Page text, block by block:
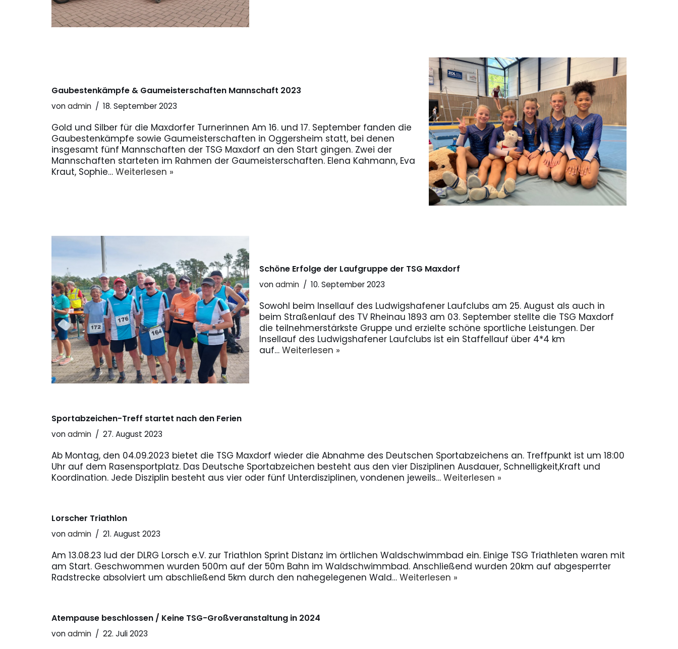
Gaubestenkämpfe & Gaumeisterschaften Mannschaft 2023
vonadmin 18. September 2023
Gold und Silber für die Maxdorfer Turnerinnen Am 16. und 17. September fanden die
Gaubestenkämpfe sowie Gaumeisterschaften in Oggersheim statt, bei denen
insgesamt fünf Mannschaften der TSG Maxdorf an den Start gingen. Zwei der
Mannschaften starteten im Rahmen der Gaumeisterschaften. Elena Kahmann, Eva
Kraut, Sophie… Weiterlesen »
Schöne Erfolge der Laufgruppe der TSG Maxdorf
vonadmin 10. September 2023
Sowohl beim Insellauf des Ludwigshafener Laufclubs am 25. August als auch in
beim Straßenlauf des TV Rheinau 1893 am 03. September stellte die TSG Maxdorf
die teilnehmerstärkste Gruppe und erzielte schöne sportliche Leistungen. Der
Insellauf des Ludwigshafener Laufclubs ist ein Staffellauf über 4*4 km
auf… Weiterlesen »
Sportabzeichen-Treff startet nach den Ferien
vonadmin 27. August 2023
Ab Montag, den 04.09.2023 bietet die TSG Maxdorf wieder die Abnahme des Deutschen Sportabzeichens an. Treffpunkt ist um 18:00
Uhr auf dem Rasensportplatz. Das Deutsche Sportabzeichen besteht aus den vier Disziplinen Ausdauer, Schnelligkeit,Kraft und
Koordination. Jede Disziplin besteht aus vier oder fünf Unterdisziplinen, vondenen jeweils… Weiterlesen »
Lorscher Triathlon
vonadmin 21. August 2023
Am 13.08.23 lud der DLRG Lorsch e.V. zur Triathlon Sprint Distanz im örtlichen Waldschwimmbad ein. Einige TSG Triathleten waren mit
am Start. Geschwommen wurden 500m auf der 50m Bahn im Waldschwimmbad. Anschließend wurden 20km auf abgesperrter
Radstrecke absolviert um abschließend 5km durch den nahegelegenen Wald… Weiterlesen »
Atempause beschlossen / Keine TSG-Großveranstaltung in 2024
vonadmin 22. Juli 2023